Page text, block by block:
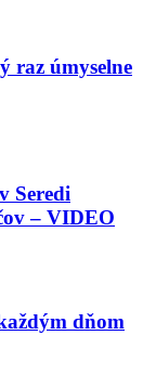
raz úmyselne
Seredi
– VIDEO
dňom